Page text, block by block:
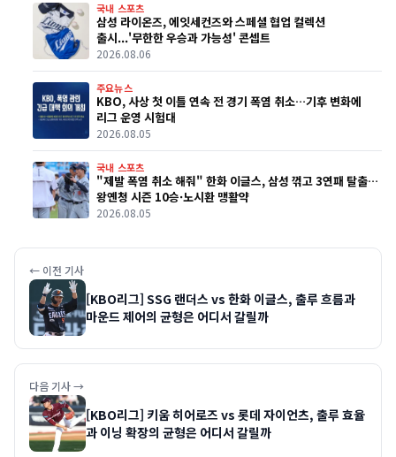
국내 스포츠
삼성 라이온즈, 에잇세컨즈와 스페셜 협업 컬렉션
출시...'무한한 우승과 가능성' 콘셉트
2026.08.06
주요뉴스
KBO, 사상 첫 이틀 연속 전 경기 폭염 취소…기후 변화에
리그 운영 시험대
2026.08.05
국내 스포츠
"제발 폭염 취소 해줘" 한화 이글스, 삼성 꺾고 3연패 탈출…
왕옌청 시즌 10승·노시환 맹활약
2026.08.05
← 이전 기사
[KBO리그] SSG 랜더스 vs 한화 이글스, 출루 흐름과
마운드 제어의 균형은 어디서 갈릴까
다음 기사 →
[KBO리그] 키움 히어로즈 vs 롯데 자이언츠, 출루 효율
과 이닝 확장의 균형은 어디서 갈릴까